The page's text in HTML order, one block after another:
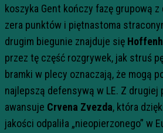
koszyka Gent kończy fazę grupową
zera punktów i piętnastoma
drugim biegunie znajduje się
przez tę część rozgrywek, jak struś
bramki w plecy oznaczają, że mogą
najlepszą defensywą w LE. Z drugiej
awansuje Crvena Zvezda, która
jakości odpaliła „nieopierzonego” w